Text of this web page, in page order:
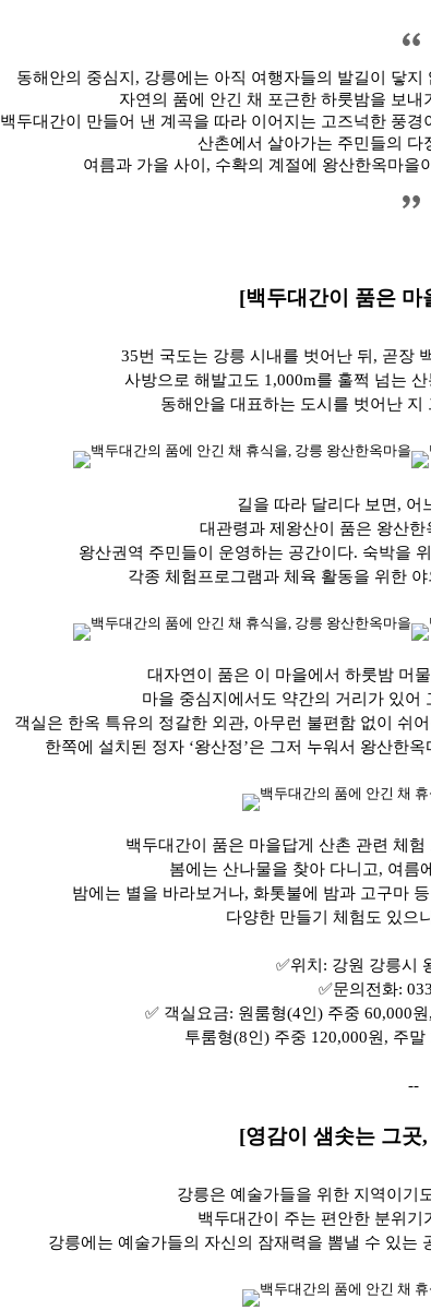
동해안의 중심지, 강릉에는 아직 여행자들의 발길이 닿지
자연의 품에 안긴 채 포근한 하룻밤을 보
백두대간이 만들어 낸 계곡을 따라 이어지는 고즈넉한 풍
산촌에서 살아가는 주민들의 다
여름과 가을 사이, 수확의 계절에 왕산한옥마을
[백두대간이 품은 마
35번 국도는 강릉 시내를 벗어난 뒤, 곧장
사방으로 해발고도 1,000m를 훌쩍 넘는
동해안을 대표하는 도시를 벗어난
길을 따라 달리다 보면, 어
대관령과 제왕산이 품은 왕산
왕산권역 주민들이 운영하는 공간이다. 숙박을
각종 체험프로그램과 체육 활동을 위한
대자연이 품은 이 마을에서 하룻밤 머
마을 중심지에서도 약간의 거리가 있어
객실은 한옥 특유의 정갈한 외관, 아무런 불편함 없이 쉬
한쪽에 설치된 정자 ‘왕산정’은 그저 누워서 왕산한
백두대간이 품은 마을답게 산촌 관련 체
봄에는 산나물을 찾아 다니고, 여름
밤에는 별을 바라보거나, 화톳불에 밤과 고구마
다양한 만들기 체험도 있으
✅위치: 강원 강릉시
✅문의전화:
✅ 객실요금: 원룸형(4인) 주중 60,000
투룸형(8인) 주중 120,000원, 주말
--
[영감이 샘솟는 그곳
강릉은 예술가들을 위한 지역이기
백두대간이 주는 편안한 분위기
강릉에는 예술가들의 자신의 잠재력을 뽐낼 수 있는